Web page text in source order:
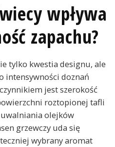
wpływa
zapachu?
tylko kwestia designu, ale
intensywności doznań
jest szerokość
roztopionej tafli
olejków
grzewczy uda się
wybrany aromat